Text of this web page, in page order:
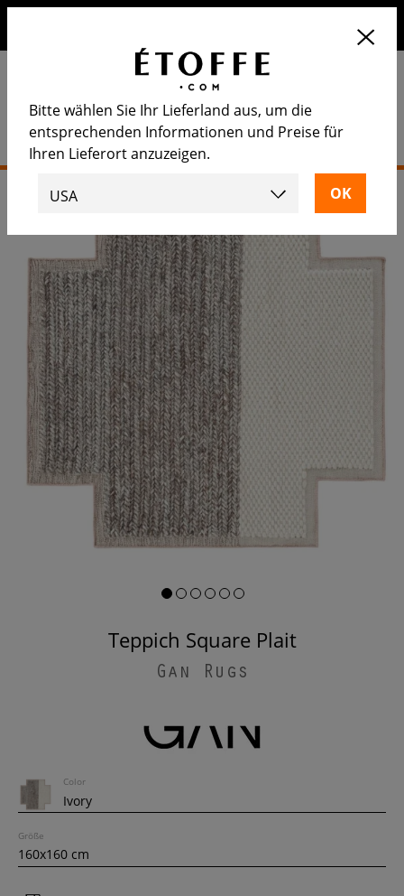
Teppich Square Plait
Gan Rugs
Color
Größe
Bitte wählen Sie Ihr Lieferland aus, um die
entsprechenden Informationen und Preise für
Ihren Lieferort anzuzeigen.